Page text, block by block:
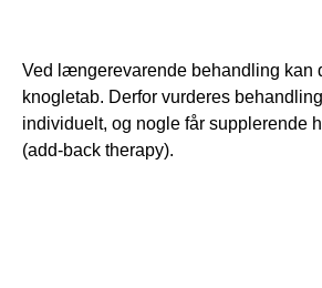
Ved længerevarende behandling kan
knogletab. Derfor vurderes
individuelt, og nogle får supplerende
(add-back therapy).